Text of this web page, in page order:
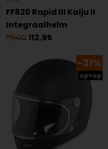
FF820 Rapid III Kaiju II
Integraalhelm
119,00112,95
-31%
op=op